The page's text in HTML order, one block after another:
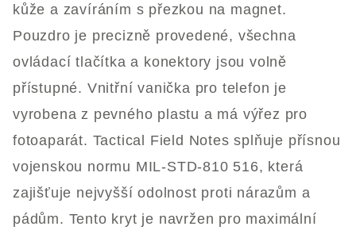
kůže a zavíráním s přezkou na magnet.
Pouzdro je precizně provedené, všechna
ovládací tlačítka a konektory jsou volně
přístupné. Vnitřní vanička pro telefon je
vyrobena z pevného plastu a má výřez pro
fotoaparát. Tactical Field Notes splňuje přísnou
vojenskou normu MIL-STD-810 516, která
zajišťuje nejvyšší odolnost proti nárazům a
pádům. Tento kryt je navržen pro maximální